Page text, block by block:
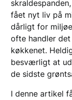
fået nyt liv på
dårligt for
ofte handler
køkkenet.
besværligt at
de sidste
I denne artikel